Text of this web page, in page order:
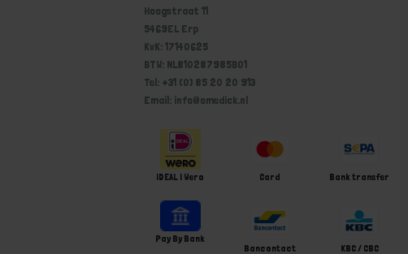
Hoogstraat 11
5469EL Erp
KvK: 17140625
BTW: NL810287985B01
Tel: +31 (0) 85 20 20 913
Email: info@omedick.nl
iDEAL | Wero Card Bank transfer
Pay By Bank
Bancontact
KBC / CBC